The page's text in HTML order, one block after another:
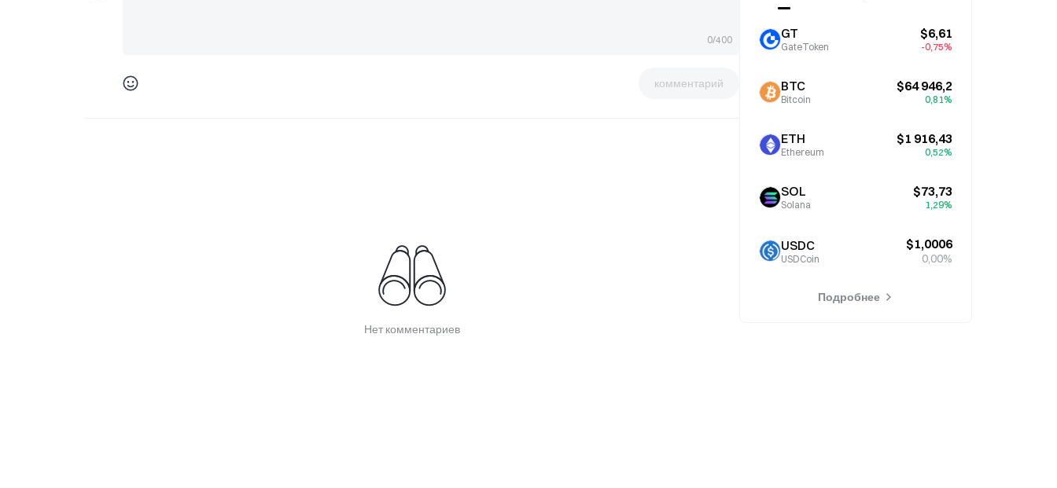
0/400
комментарий
Нет комментариев
GT
GateToken
$6,61
-0,75%
BTC
Bitcoin
$64 946,2
0,81%
ETH
Ethereum
$1 916,43
0,52%
SOL
Solana
$73,73
1,29%
USDC
USDCoin
$1,0006
0,00%
Подробнее